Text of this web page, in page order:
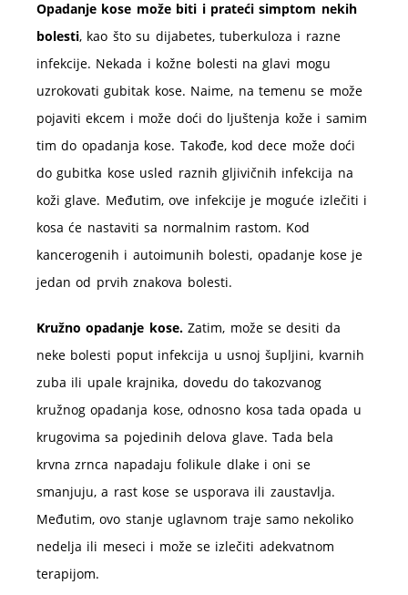
Opadanje kose može biti i prateći simptom nekih
bolesti, kao što su dijabetes, tuberkuloza i razne
infekcije. Nekada i kožne bolesti na glavi mogu
uzrokovati gubitak kose. Naime, na temenu se može
pojaviti ekcem i može doći do ljuštenja kože i samim
tim do opadanja kose. Takođe, kod dece može doći
do gubitka kose usled raznih gljivičnih infekcija na
koži glave. Međutim, ove infekcije je moguće izlečiti i
kosa će nastaviti sa normalnim rastom. Kod
kancerogenih i autoimunih bolesti, opadanje kose je
jedan od prvih znakova bolesti.
Kružno opadanje kose.Zatim, može se desiti da
neke bolesti poput infekcija u usnoj šupljini, kvarnih
zuba ili upale krajnika, dovedu do takozvanog
kružnog opadanja kose, odnosno kosa tada opada u
krugovima sa pojedinih delova glave. Tada bela
krvna zrnca napadaju folikule dlake i oni se
smanjuju, a rast kose se usporava ili zaustavlja.
Međutim, ovo stanje uglavnom traje samo nekoliko
nedelja ili meseci i može se izlečiti adekvatnom
terapijom.